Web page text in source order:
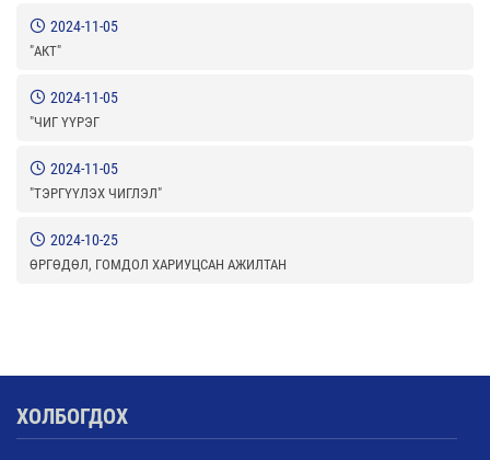
2024-11-05
"АКТ"
2024-11-05
"ЧИГ ҮҮРЭГ
2024-11-05
"ТЭРГҮҮЛЭХ ЧИГЛЭЛ"
2024-10-25
ӨРГӨДӨЛ, ГОМДОЛ ХАРИУЦСАН АЖИЛТАН
ХОЛБОГДОХ